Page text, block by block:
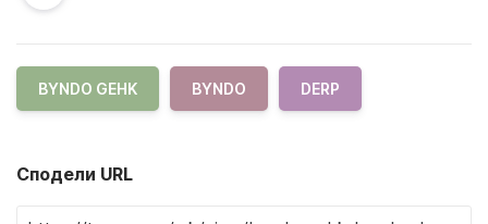
BYNDO GEHK BYNDO DERP
Сподели URL